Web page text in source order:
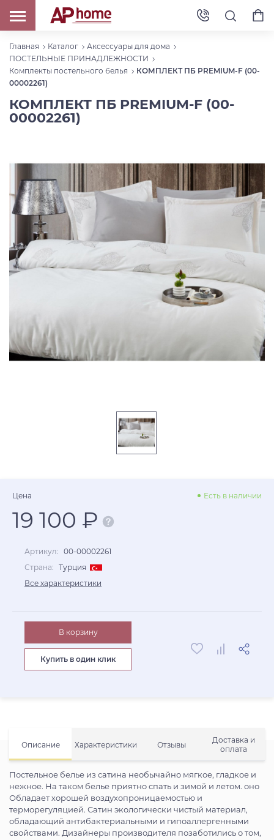
Главная Каталог
Аксессуары для дома
ПОСТЕЛЬНЫЕ ПРИНАДЛЕЖНОСТИ
Комплекты постельного белья
КОМПЛЕКТ ПБ PREMIUM-F (00-
00002261)
КОМПЛЕКТ ПБ PREMIUM-F (00-
00002261)
Описание Характеристики Отзывы
Доставка и
оплата
Постельное белье из сатина необычайно мягкое, гладкое и
нежное. На таком белье приятно спать и зимой и летом. оно
Обладает хорошей воздухопроницаемостью и
терморегуляцией. Сатин экологически чистый материал,
обладающий антибактериальными и гипоаллергенными
свойствами. Дизайнеры производителя позаботились о том,
Цена Есть в наличии
19 100 ₽
Артикул: 00-00002261
Страна: Турция
Все характеристики
В корзину
Купить в один клик